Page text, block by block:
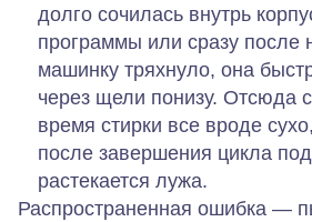
долго сочилась внутрь
программы или сразу после
машинку тряхнуло, она
через щели понизу. Отсюда
время стирки все вроде
после завершения цикла
растекается лужа.
Распространенная ошибка —